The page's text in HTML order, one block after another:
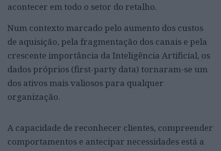
acontecer em todo o setor do retalho.
Num contexto marcado pelo aumento dos custos
de aquisição, pela fragmentação dos canais e pela
crescente importância da Inteligência Artificial, os
dados próprios (first-party data) tornaram-se um
dos ativos mais valiosos para qualquer
organização.
A capacidade de reconhecer clientes, compreender
comportamentos e antecipar necessidades está a